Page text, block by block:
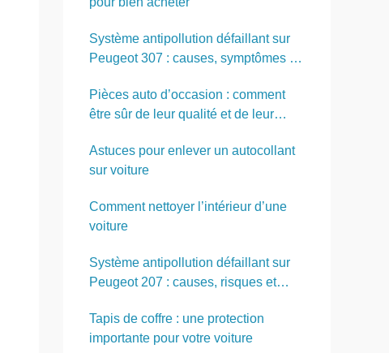
Système antipollution défaillant sur
Peugeot 307 : causes, symptômes et
Pièces auto d’occasion : comment
être sûr de leur qualité et de leur
Astuces pour enlever un autocollant
sur voiture
Comment nettoyer l’intérieur d’une
voiture
Système antipollution défaillant sur
Peugeot 207 : causes, risques et
Tapis de coffre : une protection
importante pour votre voiture